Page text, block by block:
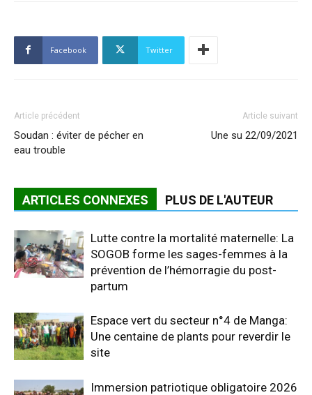
Facebook Twitter
Article précédent
Soudan : éviter de pécher en
eau trouble
Article suivant
Une su 22/09/2021
ARTICLES CONNEXES PLUS DE L'AUTEUR
Lutte contre la mortalité maternelle: La
SOGOB forme les sages-femmes à la
prévention de l’hémorragie du post-
partum
Espace vert du secteur n°4 de Manga:
Une centaine de plants pour reverdir le
site
Immersion patriotique obligatoire 2026